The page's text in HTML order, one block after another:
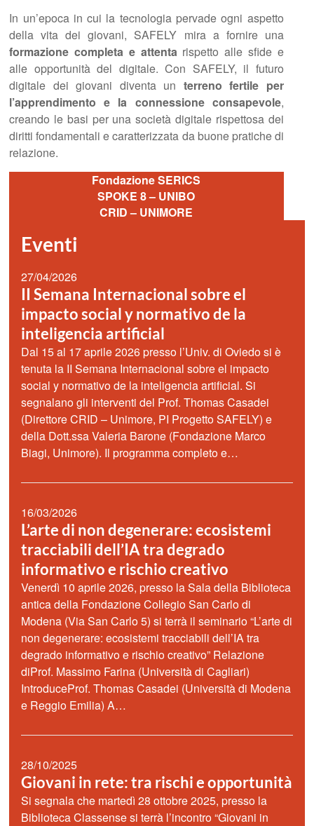
In un’epoca in cui la tecnologia pervade ogni aspetto
della vita dei giovani, SAFELY mira a fornire una
formazione completa e attentarispetto alle sfide e
alle opportunità del digitale. Con SAFELY, il futuro
digitale dei giovani diventa un terreno fertile per
l’apprendimento e la connessione consapevole,
creando le basi per una società digitale rispettosa dei
diritti fondamentali e caratterizzata da buone pratiche di
relazione.
Fondazione SERICS
SPOKE 8 – UNIBO
CRID – UNIMORE
Eventi
27/04/2026
II Semana Internacional sobre el
impacto social y normativo de la
inteligencia artificial
Dal 15 al 17 aprile 2026 presso l’Univ. di Oviedo si è
tenuta la II Semana Internacional sobre el impacto
social y normativo de la inteligencia artificial. Si
segnalano gli interventi del Prof. Thomas Casadei
(Direttore CRID – Unimore, PI Progetto SAFELY) e
della Dott.ssa Valeria Barone (Fondazione Marco
Biagi, Unimore). Il programma completo e…
16/03/2026
L’arte di non degenerare: ecosistemi
tracciabili dell’IA tra degrado
informativo e rischio creativo
Venerdì 10 aprile 2026, presso la Sala della Biblioteca
antica della Fondazione Collegio San Carlo di
Modena (Via San Carlo 5) si terrà il seminario “L’arte di
non degenerare: ecosistemi tracciabili dell’IA tra
degrado informativo e rischio creativo” Relazione
diProf. Massimo Farina (Università di Cagliari)
IntroduceProf. Thomas Casadei (Università di Modena
e Reggio Emilia) A…
28/10/2025
Giovani in rete: tra rischi e opportunità
Si segnala che martedì 28 ottobre 2025, presso la
Biblioteca Classense si terrà l’incontro “Giovani in